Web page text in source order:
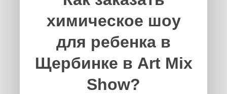
химическое шоу
для ребенка в
Щербинке в Art Mix
Show?